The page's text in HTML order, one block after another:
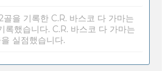
골을 기록한 C.R. 바스코 다 가마는
록했습니다. C.R. 바스코 다 가마는
실점했습니다.